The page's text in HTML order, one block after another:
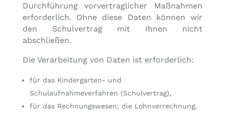
Durchführung vorvertraglicher Maßnahmen
erforderlich. Ohne diese Daten können wir
den Schulvertrag mit Ihnen nicht
abschließen.
Die Verarbeitung von Daten ist erforderlich:
für das Kindergarten- und
Schulaufnahmeverfahren (Schulvertrag),
für das Rechnungswesen, die Lohnverrechnung,